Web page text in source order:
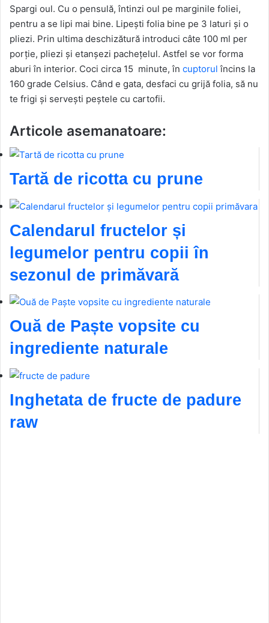
Spargi oul. Cu o pensulă, întinzi oul pe marginile foliei,
pentru a se lipi mai bine. Lipești folia bine pe 3 laturi și o
pliezi. Prin ultima deschizătură introduci câte 100 ml per
porție, pliezi și etanșezi pachețelul. Astfel se vor forma
aburi în interior. Coci circa 15 minute, în cuptorul încins la
160 grade Celsius. Când e gata, desfaci cu grijă folia, să nu
te frigi și servești peștele cu cartofii.
Articole asemanatoare:
Tartă de ricotta cu prune
Calendarul fructelor și
legumelor pentru copii în
sezonul de primăvară
Ouă de Paște vopsite cu
ingrediente naturale
Inghetata de fructe de padure
raw